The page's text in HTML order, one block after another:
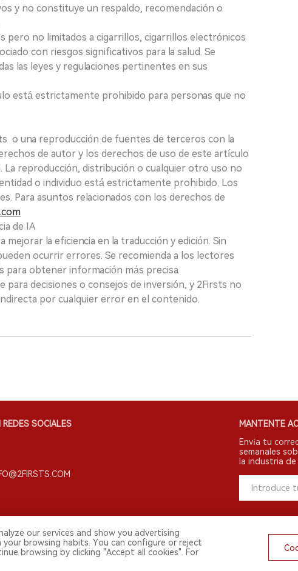
y no constituye un respaldo, recomendación o
pero no limitados a cigarrillos, cigarrillos electrónicos
con riesgos significativos para la salud. Se
las leyes y regulaciones pertinentes en sus
está estrictamente prohibido para personas que no
o una reproducción de fuentes de terceros con la
de autor y los derechos de uso de este artículo
La reproducción, distribución o cualquier otro uso no
o individuo está estrictamente prohibido. Los
Para asuntos relacionados con los derechos de
de IA
la eficiencia en la traducción y edición. Sin
ocurrir errores. Se recomienda a los lectores
obtener información más precisa.
decisiones o consejos de inversión, y 2Firsts no
por cualquier error en el contenido.
SOCIALES
MANTENTE
Envía tu
semanales
la industria
reservados.
our services and show you advertising
browsing habits. You can configure or reject
browsing by clicking "Accept all cookies". For